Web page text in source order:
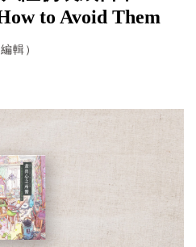
to Avoid Them
輯）